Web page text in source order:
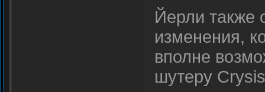
Йерли также
изменения,
вполне
шутеру